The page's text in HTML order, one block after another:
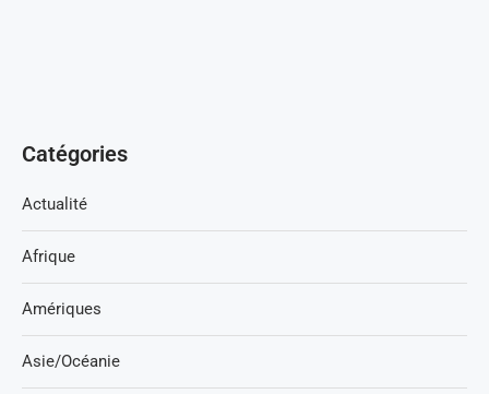
Catégories
Actualité
Afrique
Amériques
Asie/Océanie